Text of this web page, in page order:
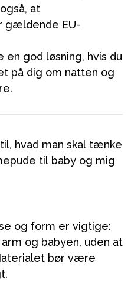
at
gældende EU-
en god løsning, hvis du
på dig om natten og
hvad man skal tænke
til baby og mig
og form er vigtige:
og babyen, uden at
bør være